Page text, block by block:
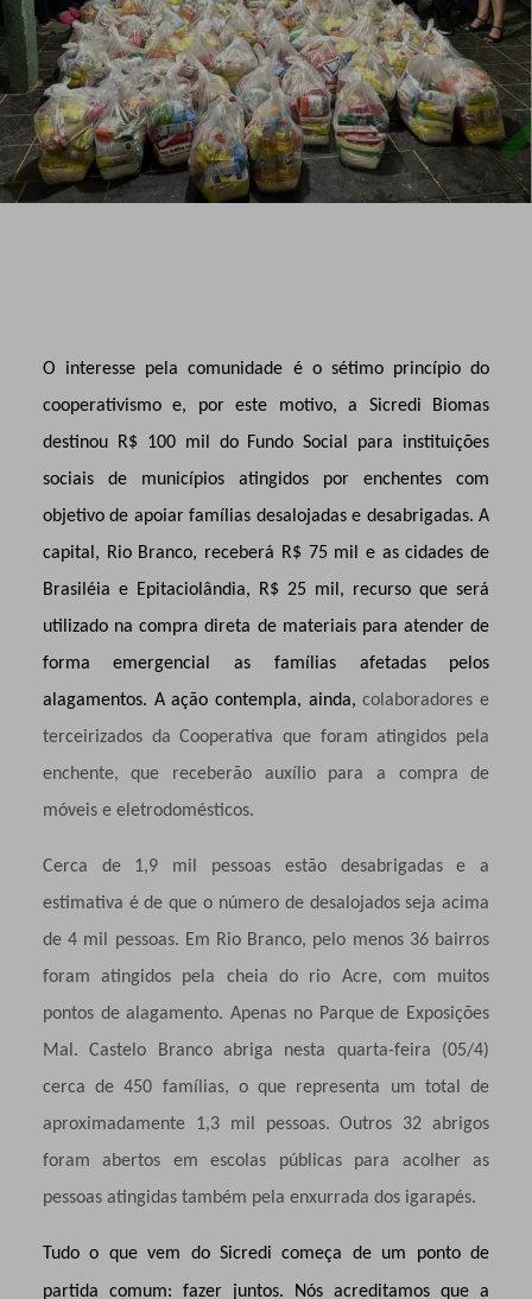
O interesse pela comunidade é o sétimoprincípio do
cooperativismo e, por este motivo, a Sicredi Biomas
destinou R$ 100 mil do Fundo Social para instituições
sociais de municípios atingidos por enchentes com
objetivo de apoiar famílias desalojadas e desabrigadas. A
capital, Rio Branco, receberá R$ 75 mil e as cidades de
Brasiléia e Epitaciolândia, R$ 25 mil, recurso que será
utilizado na compra direta de materiais para atender de
forma emergencial as famílias afetadas pelos
alagamentos. A ação contempla, ainda,colaboradores e
terceirizados da Cooperativa que foram atingidos pela
enchente, que receberão auxílio para a compra de
móveis e eletrodomésticos.
Cerca de 1,9 mil pessoas estão desabrigadas e a
estimativa é de que o número de desalojados seja acima
de 4 mil pessoas. Em Rio Branco, pelo menos 36 bairros
foram atingidos pela cheia do rio Acre, com muitos
pontos de alagamento. Apenas no Parque de Exposições
Mal. Castelo Branco abriga nesta quarta-feira (05/4)
cerca de 450 famílias, o que representa um total de
aproximadamente 1,3 mil pessoas. Outros 32 abrigos
foram abertos em escolas públicas para acolher as
pessoas atingidas também pela enxurrada dos igarapés.
Tudo o que vem do Sicredi começa de um ponto de
partida comum: fazer juntos. Nós acreditamos que a